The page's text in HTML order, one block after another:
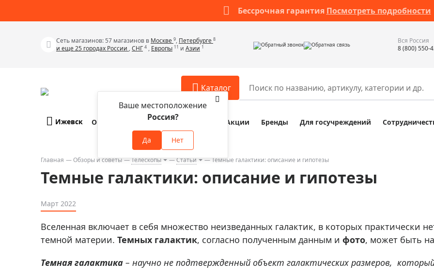
Бессрочная гарантия Посмотреть подробности
Сеть магазинов: 57 магазинов в Москве 9, Петербурге 8
и еще 25 городах России ,СНГ 4 , Европы 11 и Азии 1 Обратный звонок Обратная связь
Вся Россия
8 (800) 550-
Каталог
Телескопы
Бинокли
Зрительные трубы
Приборы ночного видения
Прицелы
Аксессуары для микроскопов
Аксессуары для зрительных труб
видения
Распродажа оптики по специальным
Разное
Наборы исследователя
Лазерные дальномеры
Сумки, кейсы, чехлы
Ижевск
Ваше местоположение
Россия?
Да Нет
О компании Оплата и доставка Акции Бренды Для госучреждений
Главная Обзоры и советы Телескопы Статьи Темные галактики: описание и гипотезы
Темные галактики: описание и гипотезы
Март 2022
Вселенная включает в себя множество неизведанных галактик, в которых практически
темной материи. Темных галактик, согласно полученным данным и фото, может быть
Темная галактика – научно не подтвержденный объект галактических размеров,